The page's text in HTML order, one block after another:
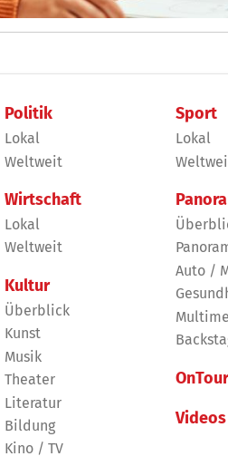
Politik
Lokal
Weltweit
Wirtschaft
Lokal
Weltweit
Kultur
Überblick
Kunst
Musik
Theater
Literatur
Bildung
Kino / TV
Sport
Lokal
Auto /
OnTour
Videos